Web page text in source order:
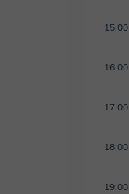
15:00
16:00
17:00
18:00
19:00